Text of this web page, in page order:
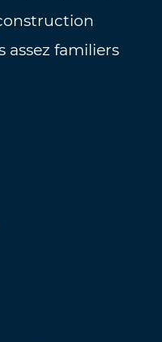
assez familiers